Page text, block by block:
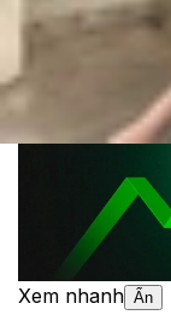
Xem nhanh Ẩn